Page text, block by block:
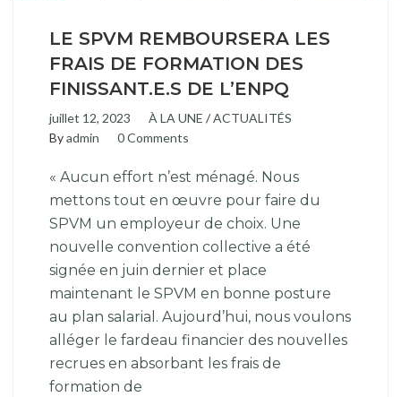
LE SPVM REMBOURSERA LES
FRAIS DE FORMATION DES
FINISSANT.E.S DE L’ENPQ
juillet 12, 2023 À LA UNE /ACTUALITÉS
Byadmin 0 Comments
« Aucun effort n’est ménagé. Nous
mettons tout en œuvre pour faire du
SPVM un employeur de choix. Une
nouvelle convention collective a été
signée en juin dernier et place
maintenant le SPVM en bonne posture
au plan salarial. Aujourd’hui, nous voulons
alléger le fardeau financier des nouvelles
recrues en absorbant les frais de
formation de